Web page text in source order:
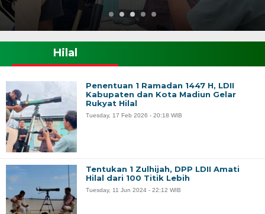
Hilal
Penentuan 1 Ramadan 1447 H, LDII
Kabupaten dan Kota Madiun Gelar
Rukyat Hilal
Tuesday, 17 Feb 2026 - 20:18 WIB
Tentukan 1 Zulhijah, DPP LDII Amati
Hilal dari 100 Titik Lebih
Tuesday, 11 Jun 2024 - 22:12 WIB